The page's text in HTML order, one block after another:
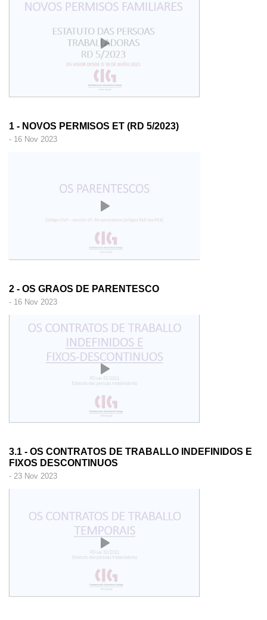
1 - NOVOS PERMISOS ET (RD 5/2023)
- 16 Nov 2023
2 - OS GRAOS DE PARENTESCO
- 16 Nov 2023
3.1 - OS CONTRATOS DE TRABALLO INDEFINIDOS E
FIXOS DESCONTINUOS
- 23 Nov 2023